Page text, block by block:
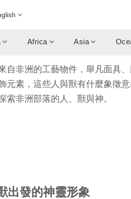
Africa Asia
自非洲的工藝物件，舉凡面具
元素，這些人與獸有什麼象徵
索非洲部落的人、獸與神。
出發的神靈形象